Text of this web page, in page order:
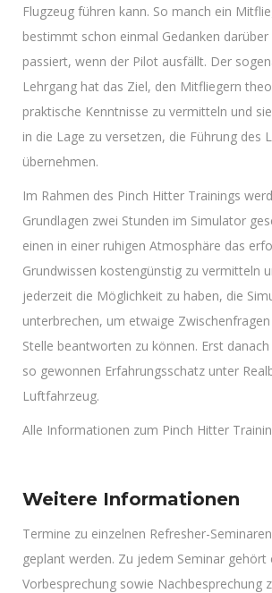
Flugzeug führen kann. So manch ein
bestimmt schon einmal Gedanken
passiert, wenn der Pilot ausfällt. Der
Lehrgang hat das Ziel, den Mitfliegern
praktische Kenntnisse zu vermitteln und
in die Lage zu versetzen, die Führung des
übernehmen.
Im Rahmen des Pinch Hitter Trainings
Grundlagen zwei Stunden im Simulator
einen in einer ruhigen Atmosphäre das
Grundwissen kostengünstig zu vermitteln
jederzeit die Möglichkeit zu haben, die
unterbrechen, um etwaige
Stelle beantworten zu können. Erst
so gewonnen Erfahrungsschatz unter
Luftfahrzeug.
Alle Informationen zum Pinch Hitter
Weitere Informationen
Termine zu einzelnen Refresher-
geplant werden. Zu jedem Seminar gehört
Vorbesprechung sowie Nachbesprechung